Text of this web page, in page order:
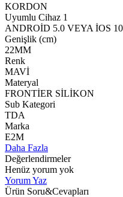
KORDON
Uyumlu Cihaz 1
ANDROİD 5.0 VEYA İOS
Genişlik (cm)
22MM
Renk
MAVİ
Materyal
FRONTİER SİLİKON
Sub Kategori
TDA
Marka
E2M
Daha Fazla
Değerlendirmeler
Henüz yorum yok
Yorum Yaz
Ürün Soru&Cevapları